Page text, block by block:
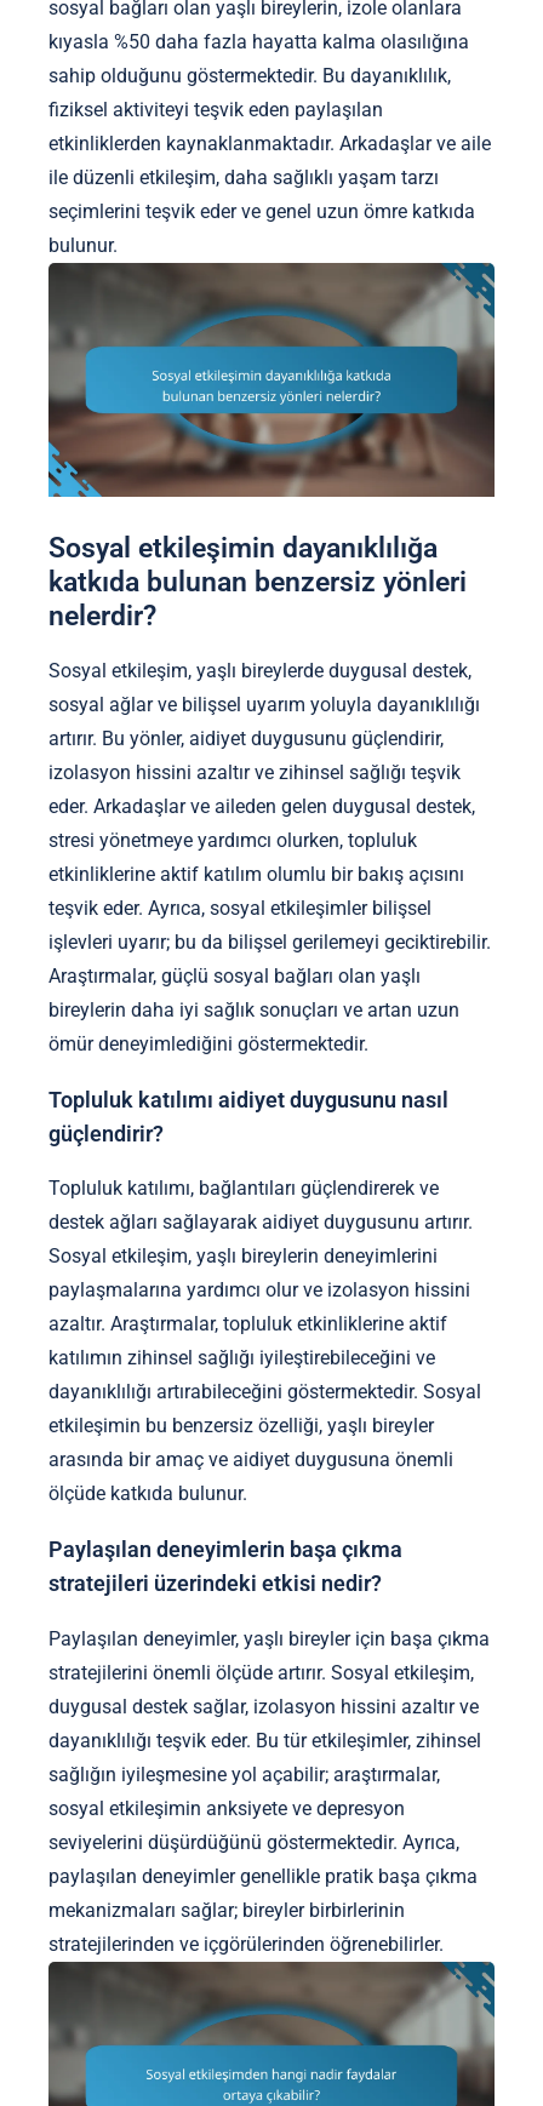
sosyal bağları olan yaşlı bireylerin, izole olanlara
kıyasla %50 daha fazla hayatta kalma olasılığına
sahip olduğunu göstermektedir. Bu dayanıklılık,
fiziksel aktiviteyi teşvik eden paylaşılan
etkinliklerden kaynaklanmaktadır. Arkadaşlar ve aile
ile düzenli etkileşim, daha sağlıklı yaşam tarzı
seçimlerini teşvik eder ve genel uzun ömre katkıda
bulunur.
Sosyal etkileşimin dayanıklılığa
katkıda bulunan benzersiz yönleri
nelerdir?
Sosyal etkileşim, yaşlı bireylerde duygusal destek,
sosyal ağlar ve bilişsel uyarım yoluyla dayanıklılığı
artırır. Bu yönler, aidiyet duygusunu güçlendirir,
izolasyon hissini azaltır ve zihinsel sağlığı teşvik
eder. Arkadaşlar ve aileden gelen duygusal destek,
stresi yönetmeye yardımcı olurken, topluluk
etkinliklerine aktif katılım olumlu bir bakış açısını
teşvik eder. Ayrıca, sosyal etkileşimler bilişsel
işlevleri uyarır; bu da bilişsel gerilemeyi geciktirebilir.
Araştırmalar, güçlü sosyal bağları olan yaşlı
bireylerin daha iyi sağlık sonuçları ve artan uzun
ömür deneyimlediğini göstermektedir.
Topluluk katılımı aidiyet duygusunu nasıl
güçlendirir?
Topluluk katılımı, bağlantıları güçlendirerek ve
destek ağları sağlayarak aidiyet duygusunu artırır.
Sosyal etkileşim, yaşlı bireylerin deneyimlerini
paylaşmalarına yardımcı olur ve izolasyon hissini
azaltır. Araştırmalar, topluluk etkinliklerine aktif
katılımın zihinsel sağlığı iyileştirebileceğini ve
dayanıklılığı artırabileceğini göstermektedir. Sosyal
etkileşimin bu benzersiz özelliği, yaşlı bireyler
arasında bir amaç ve aidiyet duygusuna önemli
ölçüde katkıda bulunur.
Paylaşılan deneyimlerin başa çıkma
stratejileri üzerindeki etkisi nedir?
Paylaşılan deneyimler, yaşlı bireyler için başa çıkma
stratejilerini önemli ölçüde artırır. Sosyal etkileşim,
duygusal destek sağlar, izolasyon hissini azaltır ve
dayanıklılığı teşvik eder. Bu tür etkileşimler, zihinsel
sağlığın iyileşmesine yol açabilir; araştırmalar,
sosyal etkileşimin anksiyete ve depresyon
seviyelerini düşürdüğünü göstermektedir. Ayrıca,
paylaşılan deneyimler genellikle pratik başa çıkma
mekanizmaları sağlar; bireyler birbirlerinin
stratejilerinden ve içgörülerinden öğrenebilirler.